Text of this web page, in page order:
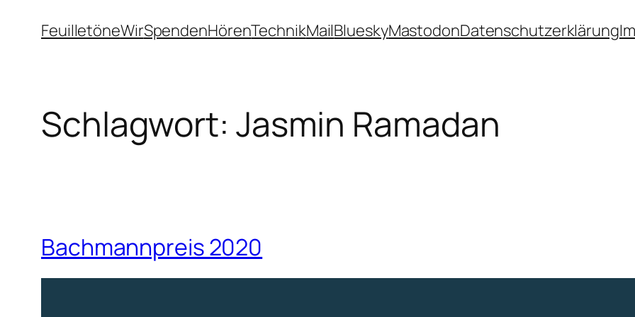
InhaltFeuilletöneWirSpendenHörenTechnikMailBlueskyMastodonDatenschutzerklärung
Schlagwort: Jasmin Ramadan
Bachmannpreis 2020